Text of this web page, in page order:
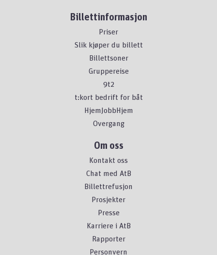
Billettinformasjon
Priser
Slik kjøper du billett
Billettsoner
Gruppereise
9t2
t:kort bedrift for båt
HjemJobbHjem
Overgang
Om oss
Kontakt oss
Chat med AtB
Billettrefusjon
Prosjekter
Presse
Karriere i AtB
Rapporter
Personvern